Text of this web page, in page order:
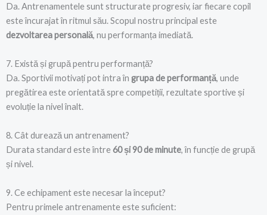
Da. Antrenamentele sunt structurate progresiv, iar fiecare copil
este încurajat în ritmul său. Scopul nostru principal este
dezvoltarea personală, nu performanța imediată.
7. Există și grupă pentru performanță?
Da. Sportivii motivați pot intra în grupa de performanță, unde
pregătirea este orientată spre competiții, rezultate sportive și
evoluție la nivel înalt.
8. Cât durează un antrenament?
Durata standard este între60 și 90 de minute, în funcție de grupă
și nivel.
9. Ce echipament este necesar la început?
Pentru primele antrenamente este suficient: